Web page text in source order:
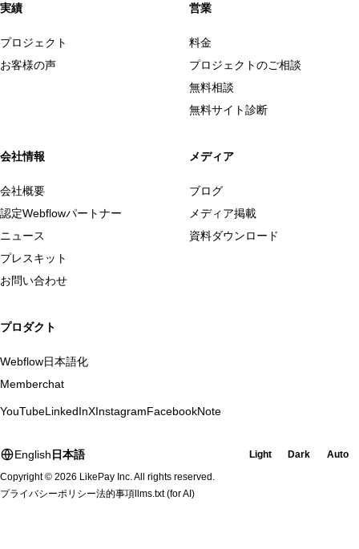
実績
プロジェクト
お客様の声
営業
料金
プロジェクトのご相談
無料相談
無料サイト診断
会社情報
会社概要
認定Webflowパートナー
ニュース
プレスキット
お問い合わせ
メディア
ブログ
メディア掲載
資料ダウンロード
プロダクト
Webflow日本語化
Memberchat
YouTubeLinkedInXInstagramFacebookNote
English 日本語 Light Dark
Auto
Copyright © 2026 LikePay Inc. All rights reserved.
プライバシーポリシー法的事項llms.txt(for AI)